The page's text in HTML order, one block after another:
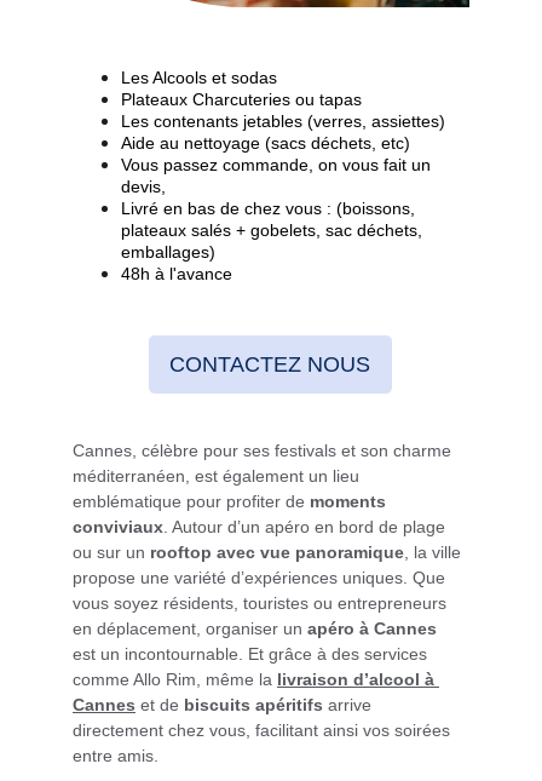
Les Alcools et sodas
Plateaux Charcuteries ou tapas
Les contenants jetables (verres, assiettes)
Aide au nettoyage (sacs déchets, etc)
Vous passez commande, on vous fait un
devis,
Livré en bas de chez vous : (boissons,
plateaux salés + gobelets, sac déchets,
emballages)
48h à l'avance
CONTACTEZ NOUS
Cannes, célèbre pour ses festivals et son charme
méditerranéen, est également un lieu
emblématique pour profiter de moments
conviviaux . Autour d’un apéro en bord de plage
ou sur un rooftop avec vue panoramique , la ville
propose une variété d’expériences uniques. Que
vous soyez résidents, touristes ou entrepreneurs
en déplacement, organiser un apéro à Cannes
est un incontournable. Et grâce à des services
comme Allo Rim, même la livraison d’alcool à
Cannes et de biscuits apéritifs arrive
directement chez vous, facilitant ainsi vos soirées
entre amis.